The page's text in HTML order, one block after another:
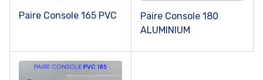
Paire Console 165 PVC
Paire Console 180
ALUMINIUM